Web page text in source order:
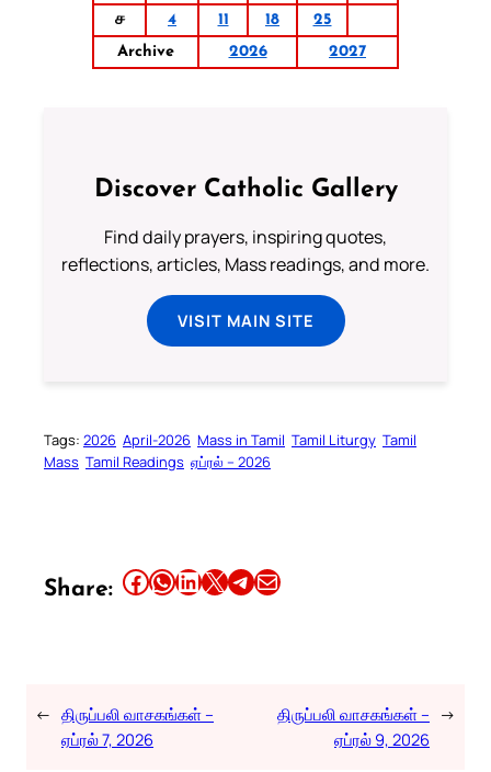
ச
4 11 18
25
Archive
2026 2027
Discover Catholic Gallery
Find daily prayers, inspiring quotes,
reflections, articles, Mass readings, and more.
VISIT MAIN SITE
Tags: 2026 April-2026 Mass in Tamil Tamil Liturgy Tamil
Mass Tamil Readings ஏப்ரல் – 2026
Share: Share this article on Facebook Share this article on WhatsApp Share this article on LinkedIn Share this article on X Share this article on TelegramEmail this Article
← திருப்பலி வாசகங்கள் –
ஏப்ரல் 7, 2026
திருப்பலி வாசகங்கள் –
ஏப்ரல் 9, 2026
→